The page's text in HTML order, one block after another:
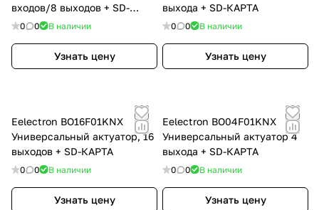
входов/8 выходов + SD-
КАРТА
0 0 В наличии
Узнать цену
выхода + SD-КАРТА
0 0 В наличии
Узнать цену
Eelectron BO16F01KNX
Универсальный актуатор, 16
выходов + SD-КАРТА
0 0 В наличии
Узнать цену
Eelectron BO04F01KNX
Универсальный актуатор 4
выхода + SD-КАРТА
0 0 В наличии
Узнать цену